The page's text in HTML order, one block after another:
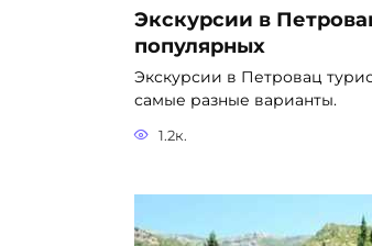
Экскурсии в
популярных
Экскурсии в Петровац
самые разные варианты.
1.2к.